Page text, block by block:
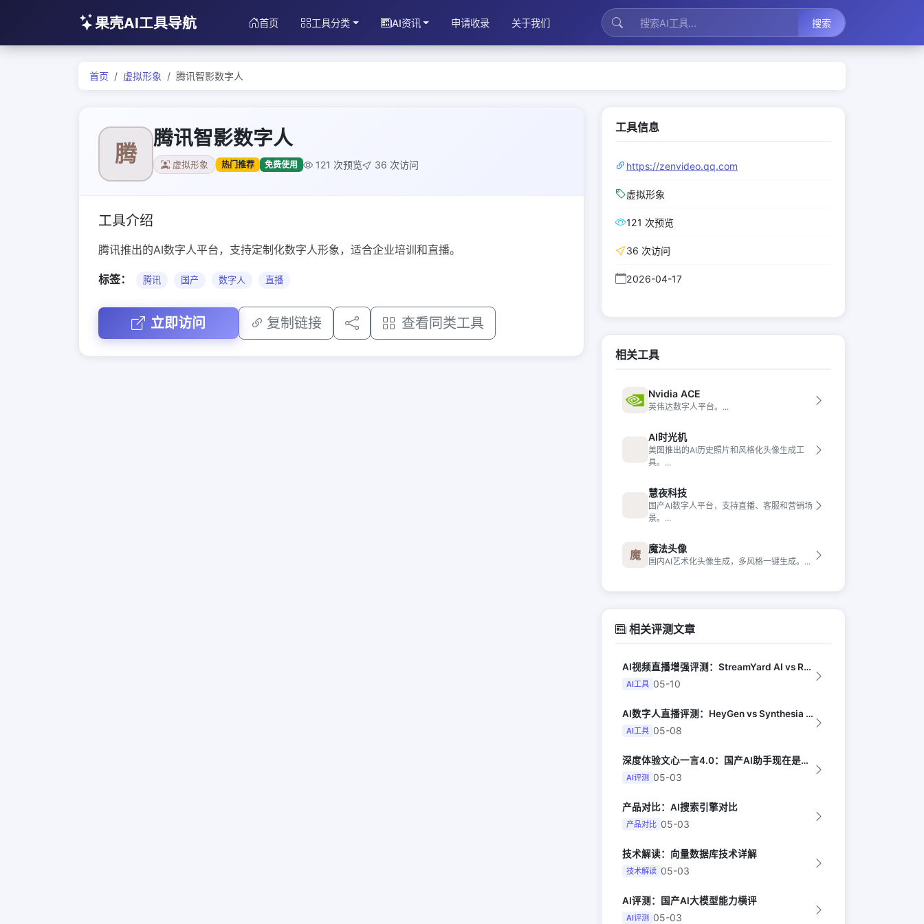
果壳AI工具导航 首页 工具分类 AI资讯 申请收录 关于我们 搜索
首页 虚拟形象 腾讯智影数字人
腾
腾讯智影数字人
虚拟形象 热门推荐 免费使用 121 次预览 36 次访问
工具介绍
腾讯推出的AI数字人平台，支持定制化数字人形象，适合企业培训和直播。
标签： 腾讯 国产 数字人 直播
立即访问 复制链接 查看同类工具
工具信息
https://zenvideo.qq.com
虚拟形象
121 次预览
36 次访问
2026-04-17
相关工具
Nvidia ACE
英伟达数字人平台。...
AI时光机
美图推出的AI历史照片和风格化头像生成工
具。...
慧夜科技
国产AI数字人平台，支持直播、客服和营销场
景。...
魔 魔法头像
国内AI艺术化头像生成，多风格一键生成。...
相关评测文章
AI视频直播增强评测：StreamYard AI vs Restream vs ...
AI工具 05-10
AI数字人直播评测：HeyGen vs Synthesia vs D-ID（Te...
AI工具 05-08
深度体验文心一言4.0：国产AI助手现在是什么水平？
AI评测 05-03
产品对比：AI搜索引擎对比
产品对比 05-03
技术解读：向量数据库技术详解
技术解读 05-03
AI评测：国产AI大模型能力横评
AI评测 05-03